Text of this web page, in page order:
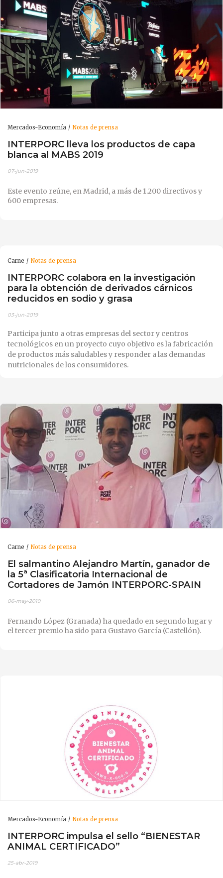
Mercados-Economía Notas de prensa
INTERPORC lleva los productos de capa
blanca al MABS 2019
07-jun-2019
Este evento reúne, en Madrid, a más de 1.200 directivos y
600 empresas.
Carne Notas de prensa
INTERPORC colabora en la investigación
para la obtención de derivados cárnicos
reducidos en sodio y grasa
03-jun-2019
Participa junto a otras empresas del sector y centros
tecnológicos en un proyecto cuyo objetivo es la fabricación
de productos más saludables y responder a las demandas
nutricionales de los consumidores.
Carne Notas de prensa
El salmantino Alejandro Martín, ganador de
la 5ª Clasificatoria Internacional de
Cortadores de Jamón INTERPORC-SPAIN
06-may-2019
Fernando López (Granada) ha quedado en segundo lugar y
el tercer premio ha sido para Gustavo García (Castellón).
Mercados-Economía Notas de prensa
INTERPORC impulsa el sello “BIENESTAR
ANIMAL CERTIFICADO”
25-abr-2019